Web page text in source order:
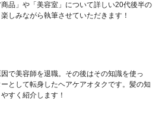
商品」や「美容室」について詳しい20代後半の
しみながら執筆させていただきます！
で美容師を退職。その後はその知識を使っ
として転身したヘアケアオタクです。髪の知
すく紹介します！